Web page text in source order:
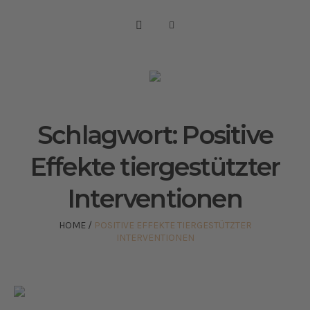
Schlagwort: Positive
Effekte tiergestützter
Interventionen
HOME / POSITIVE EFFEKTE TIERGESTÜTZTER
INTERVENTIONEN